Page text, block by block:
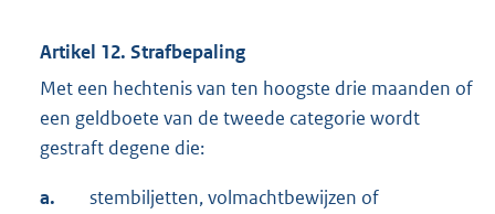
Artikel 12. Strafbepaling
Met een hechtenis van ten hoogste drie maanden of
een geldboete van de tweede categorie wordt
gestraft degene die:
a.
stembiljetten, volmachtbewijzen of